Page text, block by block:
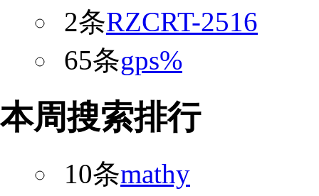
2条RZCRT-2516
65条gps%
本周搜索排行
10条mathy